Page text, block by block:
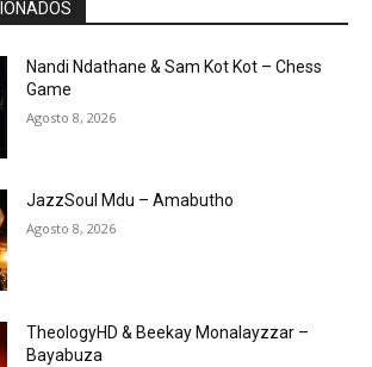
Nandi Ndathane & Sam Kot Kot – Chess
Game
Agosto 8, 2026
JazzSoul Mdu – Amabutho
Agosto 8, 2026
TheologyHD & Beekay Monalayzzar –
Bayabuza